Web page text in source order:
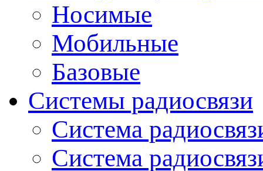
Носимые
Мобильные
Базовые
Системы радиосвязи
Система
Система